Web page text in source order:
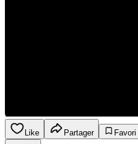
Like Partager
Favori